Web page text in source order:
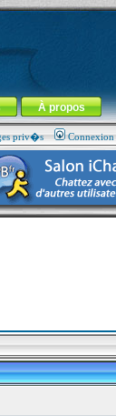
À propos
priv�s Connexion